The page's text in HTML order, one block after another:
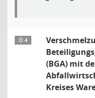
Ö 4
(BGA) mit
Kreises